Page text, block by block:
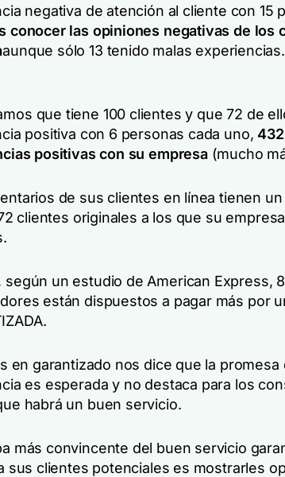
negativa de atención al cliente con 15
conocer las opiniones negativas de los
aunque sólo 13 tenido malas experiencias.
que tiene 100 clientes y que 72 de
positiva con 6 personas cada uno,
positivas con su empresa(mucho
de sus clientes en línea tienen un
clientes originales a los que su
según un estudio de American Express,
están dispuestos a pagar más por
en garantizado nos dice que la promesa
es esperada y no destaca para los
habrá un buen servicio.
más convincente del buen servicio
sus clientes potenciales es mostrarles